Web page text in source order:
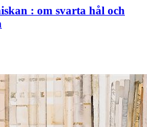
: om svarta hål och